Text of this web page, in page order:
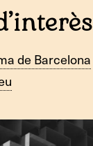
de Barcelona